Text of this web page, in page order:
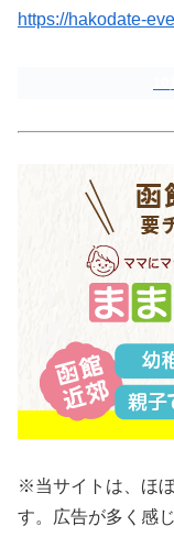
https://hakodate-
※当サイトは、ほ
す。広告が多く感